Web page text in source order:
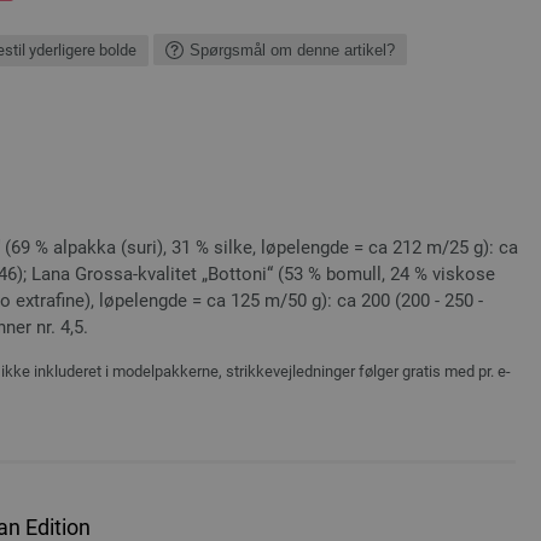
yderligere bolde Spørgsmål om denne artikel?
% alpakka (suri), 31 % silke, løpelengde = ca 212 m/25 g): ca
Lana Grossa-kvalitet „Bottoni“ (53 % bomull, 24 % viskose
extrafine), løpelengde = ca 125 m/50 g): ca 200 (200 - 250 -
nr. 4,5.
inkluderet i modelpakkerne, strikkevejledninger følger gratis med pr. e-
Edition